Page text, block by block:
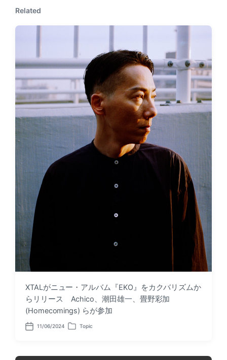
p
o
s
s
Related
XTALがニュー・アルバム『EKO』をカクバリズムか
らリリース Achico、潮田雄一、畳野彩加
(Homecomings) らが参加
P
11/06/2024 P
Topic